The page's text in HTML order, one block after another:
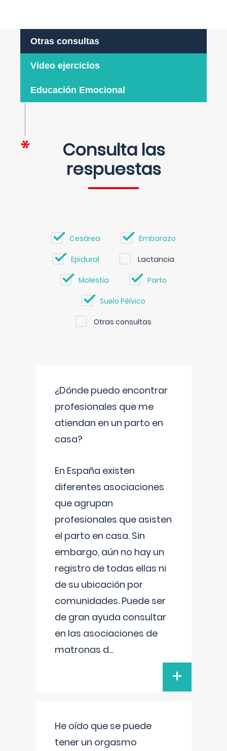
Otras consultas
Video ejercicios
Educación Emocional
Consulta las
respuestas
Cesárea Embarazo
Epidural Lactancia
Molestia Parto
Suelo Pélvico
Otras consultas
¿Dónde puedo encontrar
profesionales que me
atiendan en un parto en
casa?
En España existen
diferentes asociaciones
que agrupan
profesionales que asisten
el parto en casa. Sin
embargo, aún no hay un
registro de todas ellas ni
de su ubicación por
comunidades. Puede ser
de gran ayuda consultar
en las asociaciones de
matronas d...
+
He oído que se puede
tener un orgasmo